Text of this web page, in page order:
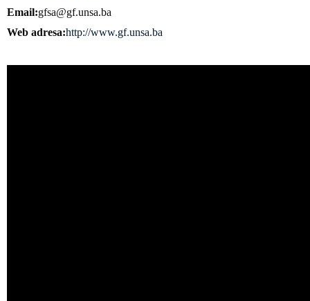
Email gfsa@gf.unsa.ba
Web adresa http://www.gf.unsa.ba